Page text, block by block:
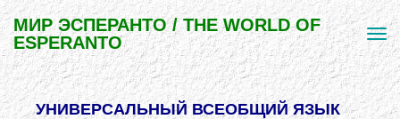
МИР ЭСПЕРАНТО / THE WORLD OF
ESPERANTO
УНИВЕРСАЛЬНЫЙ ВСЕОБЩИЙ ЯЗЫК